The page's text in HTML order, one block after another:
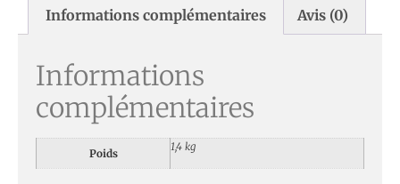
Informations complémentaires Avis (0)
Informations
complémentaires
Poids
1,4 kg